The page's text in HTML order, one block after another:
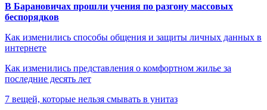
В Барановичах прошли учения по разгону массовых
беспорядков
Как изменились способы общения и защиты личных данных в
интернете
Как изменились представления о комфортном жилье за
последние десять лет
7 вещей, которые нельзя смывать в унитаз